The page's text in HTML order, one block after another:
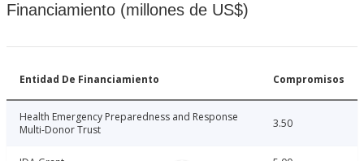
Financiamiento (millones de US$)
Entidad De Financiamiento Compromisos
Health Emergency Preparedness and Response
Multi-Donor Trust
3.50